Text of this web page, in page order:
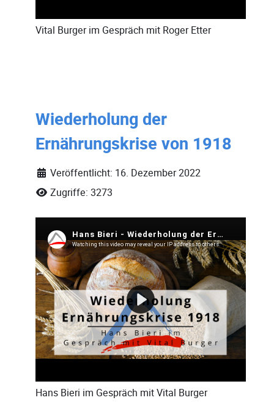
Vital Burger im Gespräch mit Roger Etter
Wiederholung der
Ernährungskrise von 1918
Veröffentlicht: 16. Dezember 2022
Zugriffe: 3273
Hans Bieri im Gespräch mitVital Burger